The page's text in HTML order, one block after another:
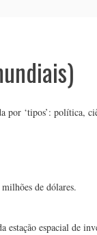
por ‘tipos’: política,
de dólares.
estação espacial de